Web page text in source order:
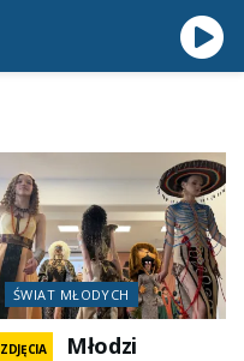
ŚWIAT MŁODYCH
ZDJĘCIA
Młodzi